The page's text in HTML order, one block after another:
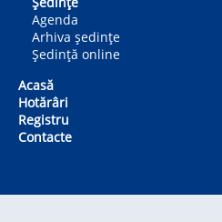
Agenda
Arhiva ședințe
Ședință online
Acasă
Hotărâri
Registru
Contacte